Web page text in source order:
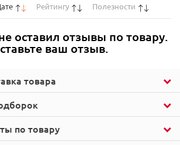
товара
Рейтингу Полезности
оставил отзывы по товару.
ваш отзыв.
по товару